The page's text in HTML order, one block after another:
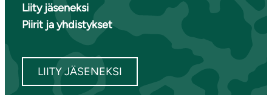
Liity jäseneksi
Piirit ja yhdistykset
LIITY JÄSENEKSI